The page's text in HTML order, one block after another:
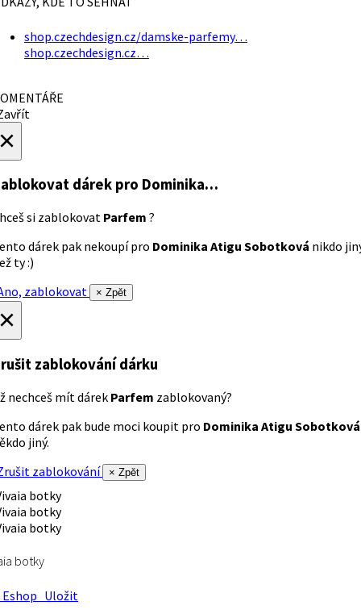
shop.czechdesign.cz/damske-parfemy…
shop.czechdesign.cz…
dárek pro Dominika…
si zablokovat Parfem ?
dárek pak nekoupí pro Dominika Atigu Sobotková nikdo
ty :)
zablokovat
× Zpět
zablokování dárku
nechceš mít dárek Parfem zablokovaný?
dárek pak bude moci koupit pro Dominika Atigu Sobotková
jiný.
zablokování
× Zpět
botky
Uložit